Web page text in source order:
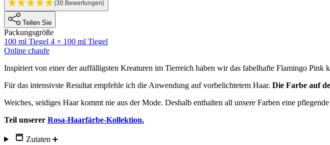
(30 Bewertungen)
Teilen Sie
Packungsgröße
100 ml Tiegel 4 × 100 ml Tiegel
Online chaufe
Description
Inspiriert von einer der auffälligsten Kreaturen im Tierreich haben wir das fabelhafte Flamingo
Für das intensivste Resultat empfehle ich die Anwendung auf vorbelichtetem Haar. Die Farbe auf
Weiches, seidiges Haar kommt nie aus der Mode. Deshalb enthalten all unsere Farben eine
Teil unserer Rosa-Haarfärbe-Kollektion.
Zutaten